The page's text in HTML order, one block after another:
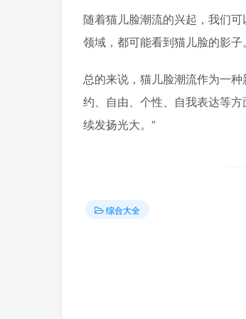
随着猫儿脸潮流的兴起，我们
领域，都可能看到猫儿脸的影
总的来说，猫儿脸潮流作为一
约、自由、个性、自我表达等
续发扬光大。”
综合大全